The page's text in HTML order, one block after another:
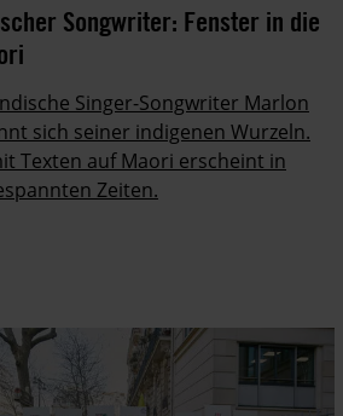
Songwriter: Fenster in die
Singer-Songwriter Marlon
sich seiner indigenen Wurzeln.
Texten auf Maori erscheint in
Zeiten.